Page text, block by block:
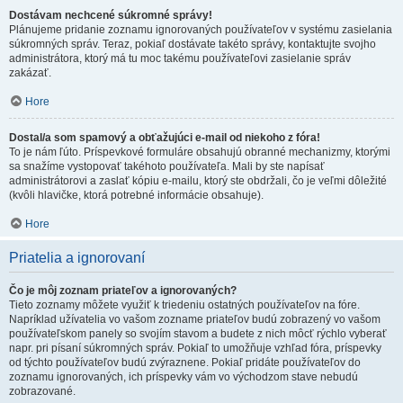
Dostávam nechcené súkromné správy!
Plánujeme pridanie zoznamu ignorovaných používateľov v systému zasielania
súkromných správ. Teraz, pokiaľ dostávate takéto správy, kontaktujte svojho
administrátora, ktorý má tu moc takému používateľovi zasielanie správ
zakázať.
Hore
Dostal/a som spamový a obťažujúci e-mail od niekoho z fóra!
To je nám ľúto. Príspevkové formuláre obsahujú obranné mechanizmy, ktorými
sa snažíme vystopovať takéhoto používateľa. Mali by ste napísať
administrátorovi a zaslať kópiu e-mailu, ktorý ste obdržali, čo je veľmi dôležité
(kvôli hlavičke, ktorá potrebné informácie obsahuje).
Hore
Priatelia a ignorovaní
Čo je môj zoznam priateľov a ignorovaných?
Tieto zoznamy môžete využiť k triedeniu ostatných používateľov na fóre.
Napríklad užívatelia vo vašom zozname priateľov budú zobrazený vo vašom
používateľskom panely so svojím stavom a budete z nich môcť rýchlo vyberať
napr. pri písaní súkromných správ. Pokiaľ to umožňuje vzhľad fóra, príspevky
od týchto používateľov budú zvýraznene. Pokiaľ pridáte používateľov do
zoznamu ignorovaných, ich príspevky vám vo východzom stave nebudú
zobrazované.